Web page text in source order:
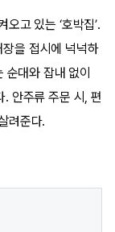
고 있는 ‘호박집’.
장을 접시에 넉넉하
대와 잡내 없이
안주류 주문 시, 편
려준다.